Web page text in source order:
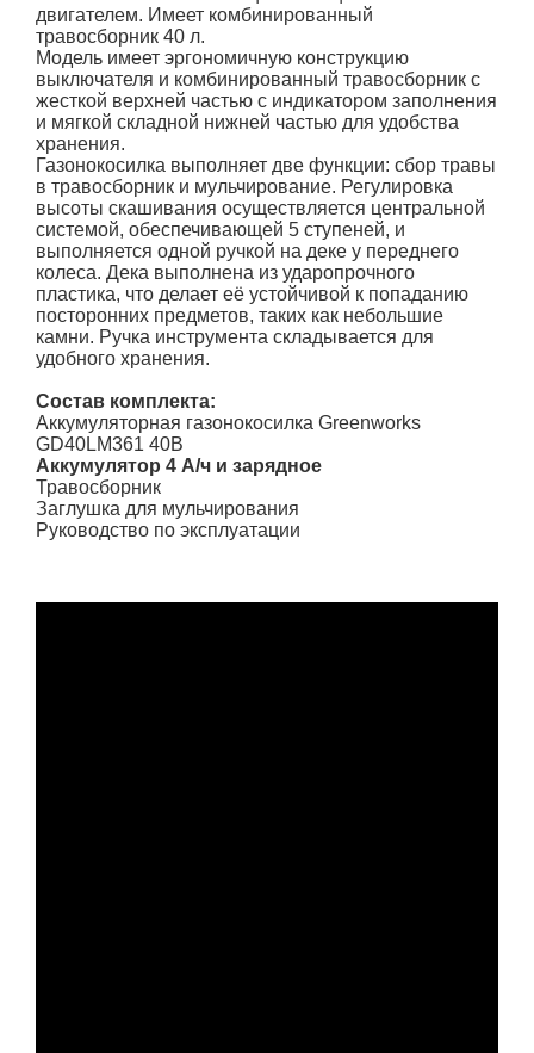
двигателем. Имеет комбинированный
травосборник 40 л.
Модель имеет эргономичную конструкцию
выключателя и комбинированный травосборник с
жесткой верхней частью с индикатором заполнения
и мягкой складной нижней частью для удобства
хранения.
Газонокосилка выполняет две функции: сбор травы
в травосборник и мульчирование. Регулировка
высоты скашивания осуществляется центральной
системой, обеспечивающей 5 ступеней, и
выполняется одной ручкой на деке у переднего
колеса. Дека выполнена из ударопрочного
пластика, что делает её устойчивой к попаданию
посторонних предметов, таких как небольшие
камни. Ручка инструмента складывается для
удобного хранения.
Состав комплекта:
Аккумуляторная газонокосилка Greenworks
GD40LM361 40В
Аккумулятор 4 А/ч и зарядное
Травосборник
Заглушка для мульчирования
Руководство по эксплуатации